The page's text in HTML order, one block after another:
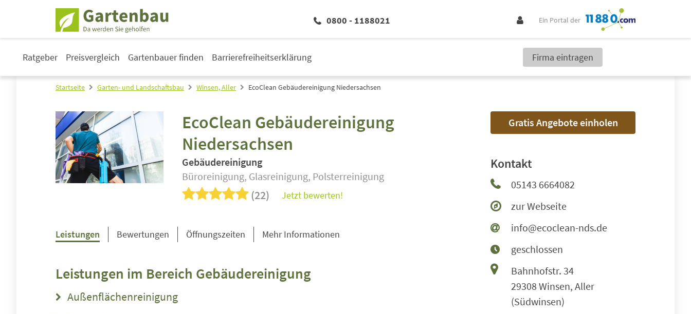
0800 - 1188021 Ein Portal der
Ratgeber Preisvergleich Gartenbauer finden Barrierefreiheitserklärung Firma eintragen
Startseite Garten- und Landschaftsbau Winsen, Aller EcoClean Gebäudereinigung Niedersachsen
EcoClean Gebäudereinigung
Niedersachsen
Gebäudereinigung
Büroreinigung, Glasreinigung, Polsterreinigung
(22) Jetzt bewerten!
Leistungen Bewertungen Öffnungszeiten Mehr Informationen
Leistungen im Bereich Gebäudereinigung
Außenflächenreinigung
Gratis Angebote einholen
Kontakt
05143 6664082
zur Webseite
info@ecoclean-nds.de
geschlossen
Bahnhofstr. 34
29308 Winsen, Aller
(Südwinsen)